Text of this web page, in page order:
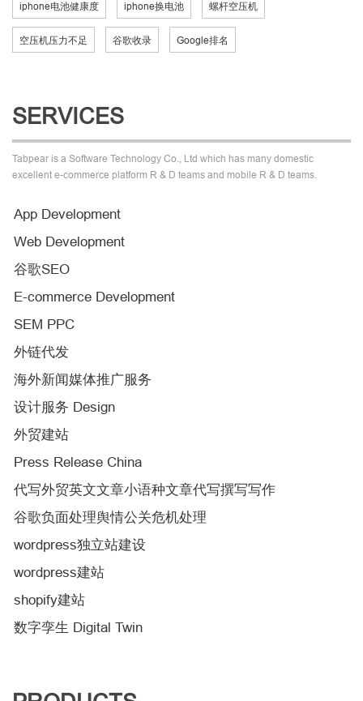
iphone电池健康度 iphone换电池 螺杆空压机
空压机压力不足 谷歌收录 Google排名
SERVICES
Tabpear is a Software Technology Co., Ltd which has many domestic
excellent e-commerce platform R & D teams and mobile R & D teams.
App Development
Web Development
谷歌SEO
E-commerce Development
SEM PPC
外链代发
海外新闻媒体推广服务
设计服务 Design
外贸建站
Press Release China
代写外贸英文文章小语种文章代写撰写写作
谷歌负面处理舆情公关危机处理
wordpress独立站建设
wordpress建站
shopify建站
数字孪生 Digital Twin